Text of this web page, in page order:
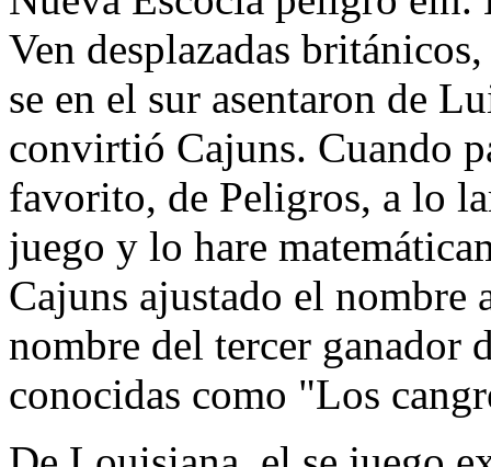
Ven desplazadas
se en el sur asentaron de
convirtió Cajuns. Cuando
favorito, de Peligros, a lo
juego y lo hare
Cajuns ajustado el nombre
nombre del tercer ganador
conocidas como "Los